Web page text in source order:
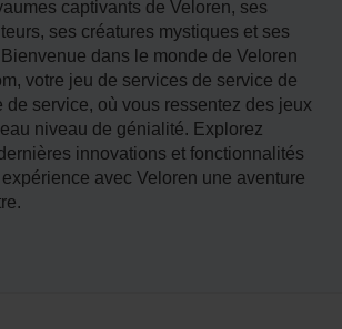
captivants de Veloren, ses
ses créatures mystiques et ses
dans le monde de Veloren
votre jeu de services de service de
de service, où vous ressentez des jeux
niveau de génialité. Explorez
innovations et fonctionnalités
avec Veloren une aventure